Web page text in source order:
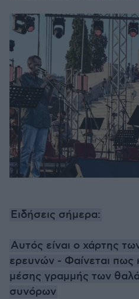
Ειδήσεις σήμερα:
Αυτός είναι ο χάρτης
ερευνών - Φαίνεται πως
μέσης γραμμής των
συνόρων